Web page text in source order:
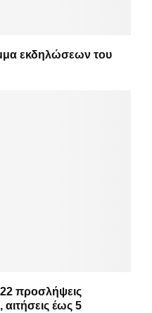
εκδηλώσεων του
προσλήψεις
έως 5